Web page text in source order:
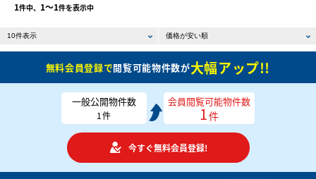
1件中、 1〜1件を表示中
無料会員登録で閲覧可能物件数が大幅アップ!!
一般公開物件数
1件
会員閲覧可能物件数
1件
今すぐ無料会員登録!